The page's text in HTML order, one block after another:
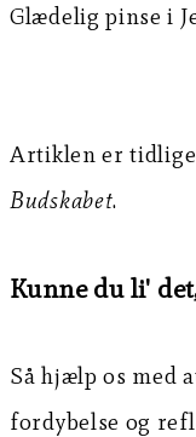
Glædelig pinse i
Artiklen er
Budskabet.
Kunne du li'
Så hjælp os med
fordybelse og